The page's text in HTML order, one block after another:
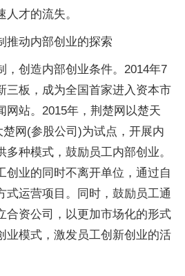
才的流失。
推动内部创业的探索
，创造内部创业条件。2014年7
三板，成为全国首家进入资本市
网站。2015年，荆楚网以楚天
网(参股公司)为试点，开展内
种模式，鼓励员工内部创业。
创业的同时不离开单位，通过自
式运营项目。同时，鼓励员工通
合资公司，以更加市场化的形式
业模式，激发员工创新创业的活